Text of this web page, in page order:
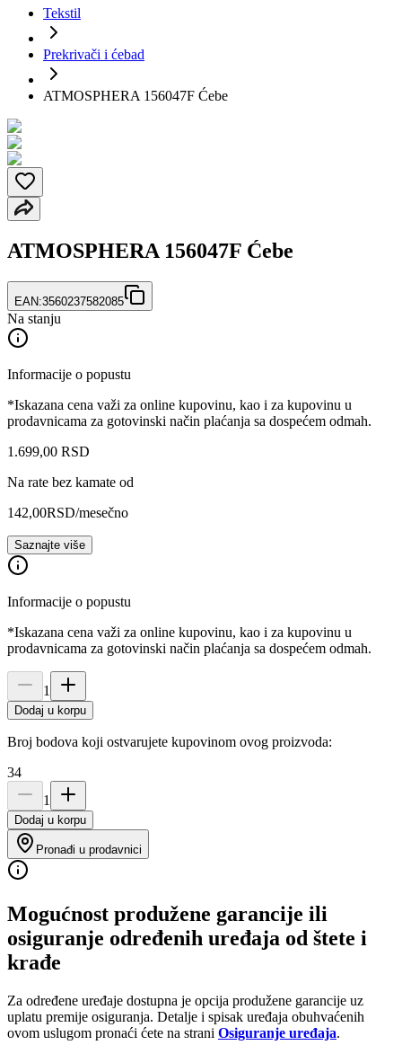
Tekstil
Prekrivači i ćebad
ATMOSPHERA 156047F Ćebe
ATMOSPHERA 156047F Ćebe
EAN:3560237582085
Na stanju
Informacije o popustu
*Iskazana cena važi za online kupovinu, kao i za kupovinu u
prodavnicama za gotovinski način plaćanja sa dospećem odmah.
1.699,00 RSD
Na rate bez kamate od
142,00RSD/mesečno
Saznajte više
Informacije o popustu
*Iskazana cena važi za online kupovinu, kao i za kupovinu u
prodavnicama za gotovinski način plaćanja sa dospećem odmah.
1
Dodaj u korpu
Broj bodova koji ostvarujete kupovinom ovog proizvoda:
34
1
Dodaj u korpu
Pronađi u prodavnici
Mogućnost produžene garancije ili
osiguranje određenih uređaja od štete i
krađe
Za određene uređaje dostupna je opcija produžene garancije uz
uplatu premije osiguranja. Detalje i spisak uređaja obuhvaćenih
ovom uslugom pronaći ćete na strani Osiguranje uređaja.